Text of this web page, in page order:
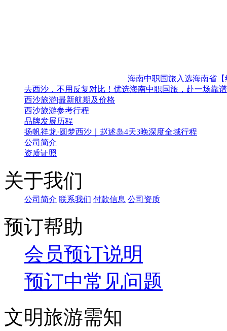
海南中职国旅入选海南省
去西沙，不用反复对比！优选海南中职国旅，赴一场靠
西沙旅游|最新航期及价格
西沙旅游参考行程
品牌发展历程
扬帆祥龙·圆梦西沙｜赵述岛4天3晚深度全域行程
公司简介
资质证照
关于我们
公司简介 联系我们 付款信息 公司资质
预订帮助
会员预订说明
预订中常见问题
文明旅游需知